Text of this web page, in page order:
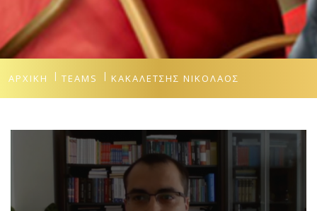
ΑΡΧΙΚΉ TEAMS ΚΑΚΑΛΈΤΣΗΣ ΝΙΚΌΛΑΟΣ